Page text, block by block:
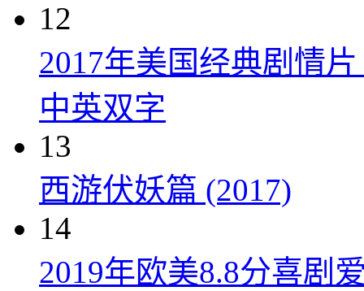
12
2017年美国经典剧情
中英双字
13
西游伏妖篇 (2017)
14
2019年欧美8.8分喜剧